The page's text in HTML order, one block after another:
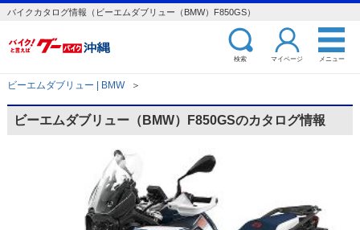
バイクカタログ情報（ビーエムダブリュー（BMW）F850GS）
検索 マイページ メニュー
ビーエムダブリュー | BMW ＞
ビーエムダブリュー（BMW）F850GSのカタログ情報